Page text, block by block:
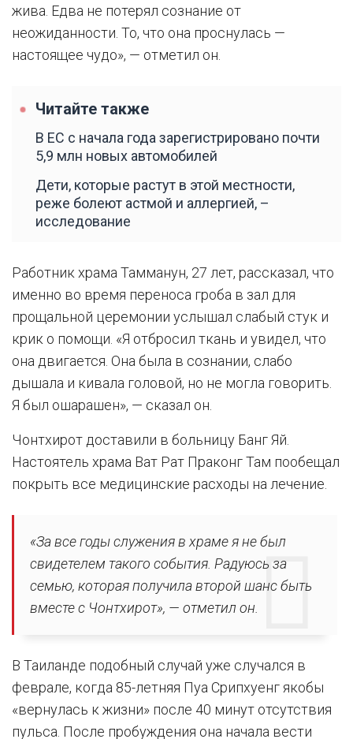
жива. Едва не потерял сознание от
неожиданности. То, что она проснулась —
настоящее чудо», — отметил он.
Читайте также
В ЕС с начала года зарегистрировано почти
5,9 млн новых автомобилей
Дети, которые растут в этой местности,
реже болеют астмой и аллергией, –
исследование
Работник храма Тамманун, 27 лет, рассказал, что
именно во время переноса гроба в зал для
прощальной церемонии услышал слабый стук и
крик о помощи. «Я отбросил ткань и увидел, что
она двигается. Она была в сознании, слабо
дышала и кивала головой, но не могла говорить.
Я был ошарашен», — сказал он.
Чонтхирот доставили в больницу Банг Яй.
Настоятель храма Ват Рат Праконг Там пообещал
покрыть все медицинские расходы на лечение.
«За все годы служения в храме я не был
свидетелем такого события. Радуюсь за
семью, которая получила второй шанс быть
вместе с Чонтхирот», — отметил он.
В Таиланде подобный случай уже случался в
феврале, когда 85-летняя Пуа Срипхуенг якобы
«вернулась к жизни» после 40 минут отсутствия
пульса. После пробуждения она начала вести